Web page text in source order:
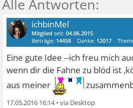
ichbinMel
Mitglied seit:04.06.2015
Beiträge: 14458 Danke: 12017
Eine gute Idee --ich freu mich
wenn dir die Fahne zu blöd ist
aus meiner
17.05.2016 16:14•